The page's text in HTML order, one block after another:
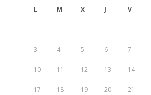
L M X J V
3 4 5 6 7
10 11 12 13 14
17 18 19 20 21